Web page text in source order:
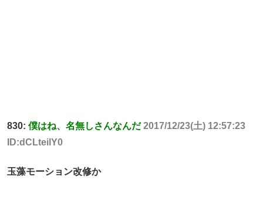
830: 僕はね、名無しさんなんだ 2017/12/23(土) 12:57:23
ID:dCLteilY0
玉藻モーション改修か